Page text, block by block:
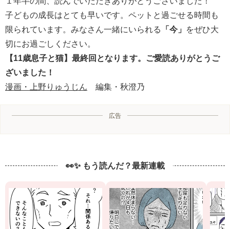
子どもの成長はとても早いです。ペットと過ごせる時間も
限られています。みなさん一緒にいられる
「今」
をぜひ大
切にお過ごしください。
【11歳息子と猫】最終回となります。ご愛読ありがとうご
ざいました！
漫画・上野りゅうじん 編集・秋澄乃
広告
👀✨ もう読んだ？最新連載